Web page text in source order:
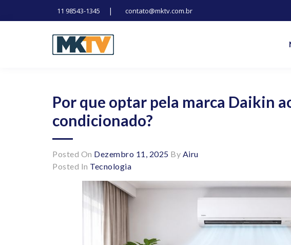
11 98543-1345 | contato@mktv.com.br
Por que optar pela marca Daikin
condicionado?
Posted On Dezembro 11, 2025 By Airu
Posted In Tecnologia